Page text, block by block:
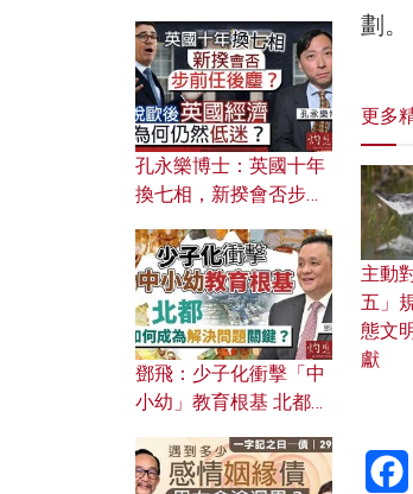
劃。
更多
主動
五」
態文
獻
對付北約美國？
孔永樂博士：英國十年
換七相，新揆會否步前
濟為何仍然低迷？
鄧飛：少子化衝擊「中
小幼」教育根基 北都如